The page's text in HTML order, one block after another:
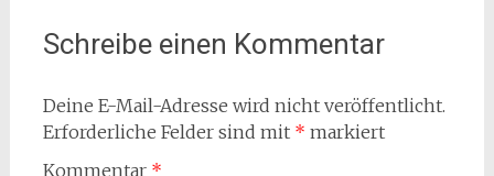
Schreibe einen Kommentar
Deine E-Mail-Adresse wird nicht veröffentlicht.
Erforderliche Felder sind mit * markiert
Kommentar *